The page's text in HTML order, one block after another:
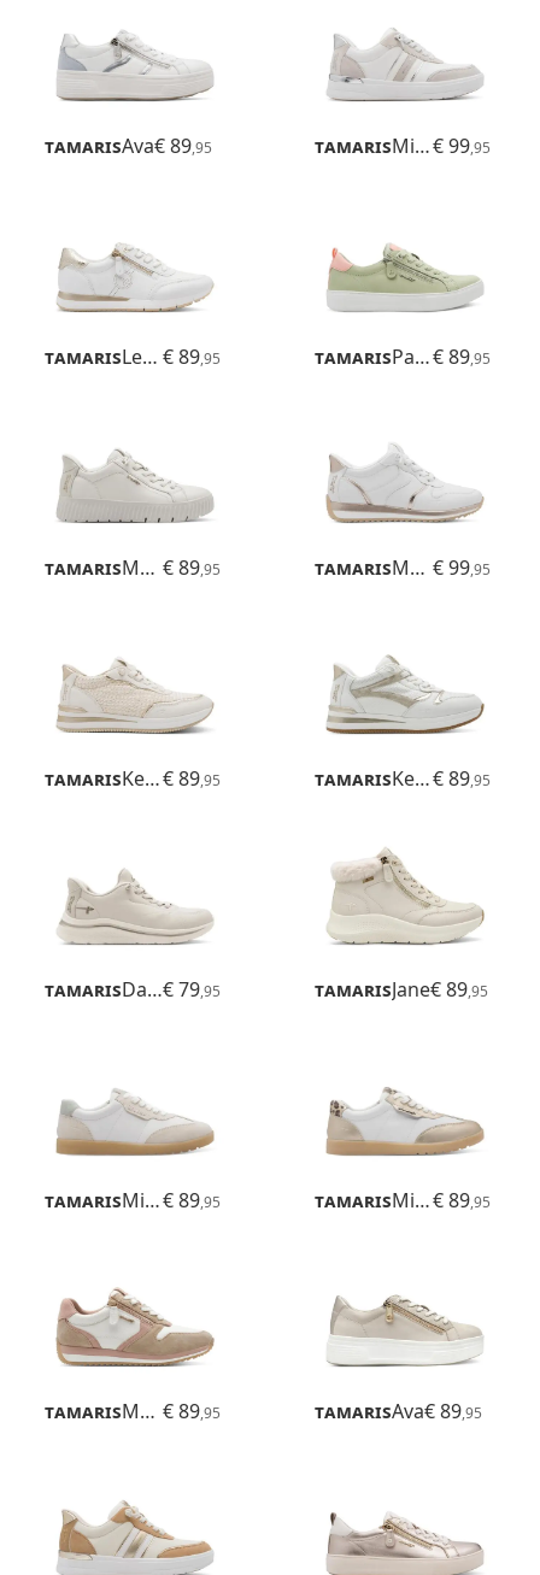
TamarisAva€ 89,95 Tamaris Milly€ 99,95
Tamaris Leso € 89,95 Tamaris Patrizia€ 89,95
Tamaris Maya € 89,95 Tamaris Mona € 99,95
Tamaris Kelly€ 89,95 Tamaris Kelly€ 89,95
Tamaris Daisy€ 79,95 TamarisJane€ 89,95
Tamaris Miley€ 89,95 Tamaris Miley€ 89,95
Tamaris Mona € 89,95 TamarisAva€ 89,95